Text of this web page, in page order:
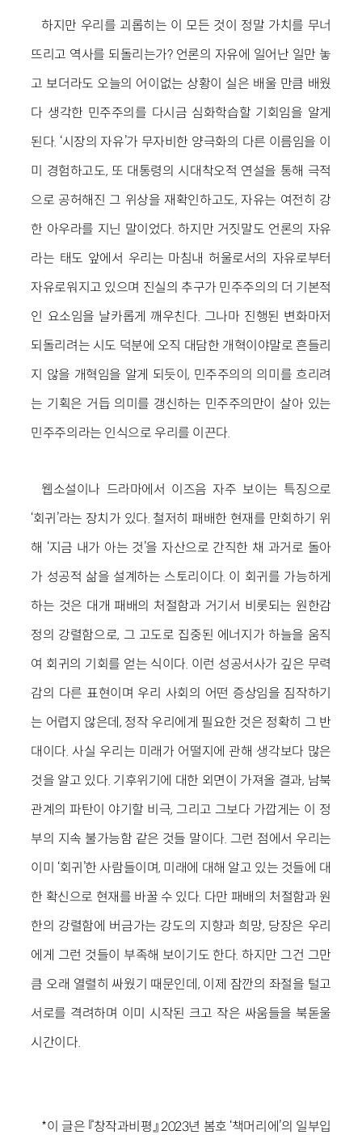
하지만 우리를 괴롭히는 이 모든 것이 정말 가치를 무너
뜨리고 역사를 되돌리는가? 언론의 자유에 일어난 일만 놓
고 보더라도 오늘의 어이없는 상황이 실은 배울 만큼 배웠
다 생각한 민주주의를 다시금 심화학습할 기회임을 알게
된다. ‘시장의 자유’가 무자비한 양극화의 다른 이름임을 이
미 경험하고도, 또 대통령의 시대착오적 연설을 통해 극적
으로 공허해진 그 위상을 재확인하고도, 자유는 여전히 강
한 아우라를 지닌 말이었다. 하지만 거짓말도 언론의 자유
라는 태도 앞에서 우리는 마침내 허울로서의 자유로부터
자유로워지고 있으며 진실의 추구가 민주주의의 더 기본적
인 요소임을 날카롭게 깨우친다. 그나마 진행된 변화마저
되돌리려는 시도 덕분에 오직 대담한 개혁이야말로 흔들리
지 않을 개혁임을 알게 되듯이, 민주주의의 의미를 흐리려
는 기획은 거듭 의미를 갱신하는 민주주의만이 살아 있는
민주주의라는 인식으로 우리를 이끈다.
웹소설이나 드라마에서 이즈음 자주 보이는 특징으로
‘회귀’라는 장치가 있다. 철저히 패배한 현재를 만회하기 위
해 ‘지금 내가 아는 것’을 자산으로 간직한 채 과거로 돌아
가 성공적 삶을 설계하는 스토리이다. 이 회귀를 가능하게
하는 것은 대개 패배의 처절함과 거기서 비롯되는 원한감
정의 강렬함으로, 그 고도로 집중된 에너지가 하늘을 움직
여 회귀의 기회를 얻는 식이다. 이런 성공서사가 깊은 무력
감의 다른 표현이며 우리 사회의 어떤 증상임을 짐작하기
는 어렵지 않은데, 정작 우리에게 필요한 것은 정확히 그 반
대이다. 사실 우리는 미래가 어떨지에 관해 생각보다 많은
것을 알고 있다. 기후위기에 대한 외면이 가져올 결과, 남북
관계의 파탄이 야기할 비극, 그리고 그보다 가깝게는 이 정
부의 지속 불가능함 같은 것들 말이다. 그런 점에서 우리는
이미 ‘회귀’한 사람들이며, 미래에 대해 알고 있는 것들에 대
한 확신으로 현재를 바꿀 수 있다. 다만 패배의 처절함과 원
한의 강렬함에 버금가는 강도의 지향과 희망, 당장은 우리
에게 그런 것들이 부족해 보이기도 한다. 하지만 그건 그만
큼 오래 열렬히 싸웠기 때문인데, 이제 잠깐의 좌절을 털고
서로를 격려하며 이미 시작된 크고 작은 싸움들을 북돋울
시간이다.
*이 글은 『창작과비평』 2023년 봄호 ‘책머리에’의 일부입